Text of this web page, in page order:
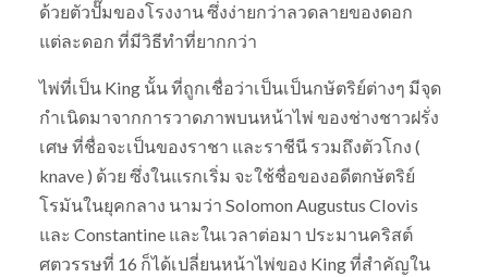
ด้วยตัวปั๊มของโรงงาน ซึ่งง่ายกว่าลวดลายของดอก
แต่ละดอก ที่มีวิธีทำที่ยากกว่า
ไพ่ที่เป็น King นั้น ที่ถูกเชื่อว่าเป็นเป็นกษัตริย์ต่างๆ มีจุด
กำเนิดมาจากการวาดภาพบนหน้าไพ่ ของช่างชาวฝรั่ง
เศษ ที่ชื่อจะเป็นของราชา และราชีนี รวมถึงตัวโกง (
knave ) ด้วย ซึ่งในแรกเริ่ม จะใช้ชื่อของอดีตกษัตริย์
โรมันในยุคกลาง นามว่า Solomon Augustus Clovis
และ Constantine และในเวลาต่อมา ประมานคริสต์
ศตวรรษที่ 16 ก็ได้เปลี่ยนหน้าไพ่ของ King ที่สำคัญใน